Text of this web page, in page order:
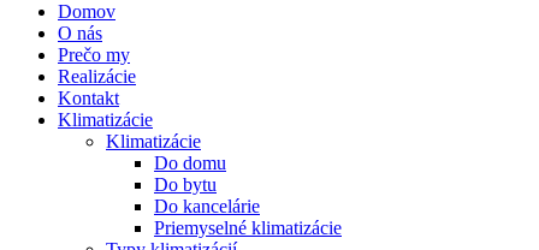
Domov
O nás
Prečo my
Realizácie
Kontakt
Klimatizácie
Klimatizácie
Do domu
Do bytu
Do kancelárie
Priemyselné klimatizácie